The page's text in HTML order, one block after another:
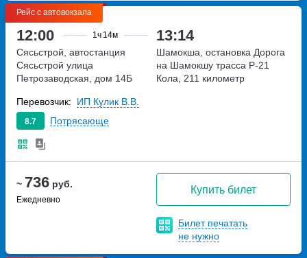
Рейс с автовокзала
12:00 1ч 14м 13:14
~ 736 руб.
Ежедневно
Купить билет
Билет печатать
не нужно
Сясьстрой, автостанция
Сясьстрой улица
Петрозаводская, дом 14Б
Шамокша, остановка Дорога
на Шамокшу трасса Р-21
Кола, 211 километр
8.7 Потрясающе
Перевозчик: ИП Кулик В.В.